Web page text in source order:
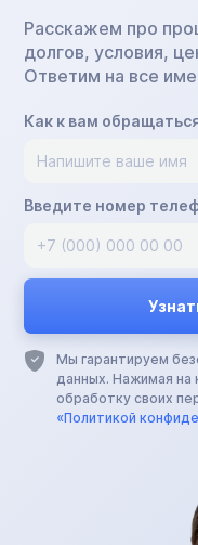
Расскажем про
долгов, условия,
Ответим на все
Как к вам
Введите номер
Мы гарантируем
данных. Нажимая на
обработку своих
«Политикой